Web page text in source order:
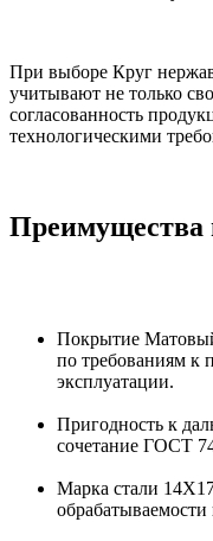
При выборе Круг
учитывают не только
согласованность
технологическими
Преимущества
Покрытие
по требованиям к
эксплуатации.
Пригодность к
сочетание ГОСТ
Марка стали